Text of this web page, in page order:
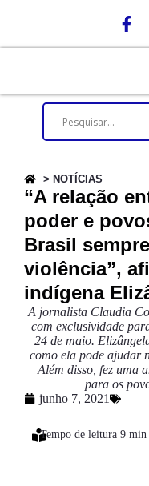
> NOTÍCIAS
“A relação
poder e
Brasil
violência”,
indígena
A jornalista Claudia
com exclusividade
24 de maio.
como ela pode ajudar
Além disso, fez uma
para os
junho 7, 2021